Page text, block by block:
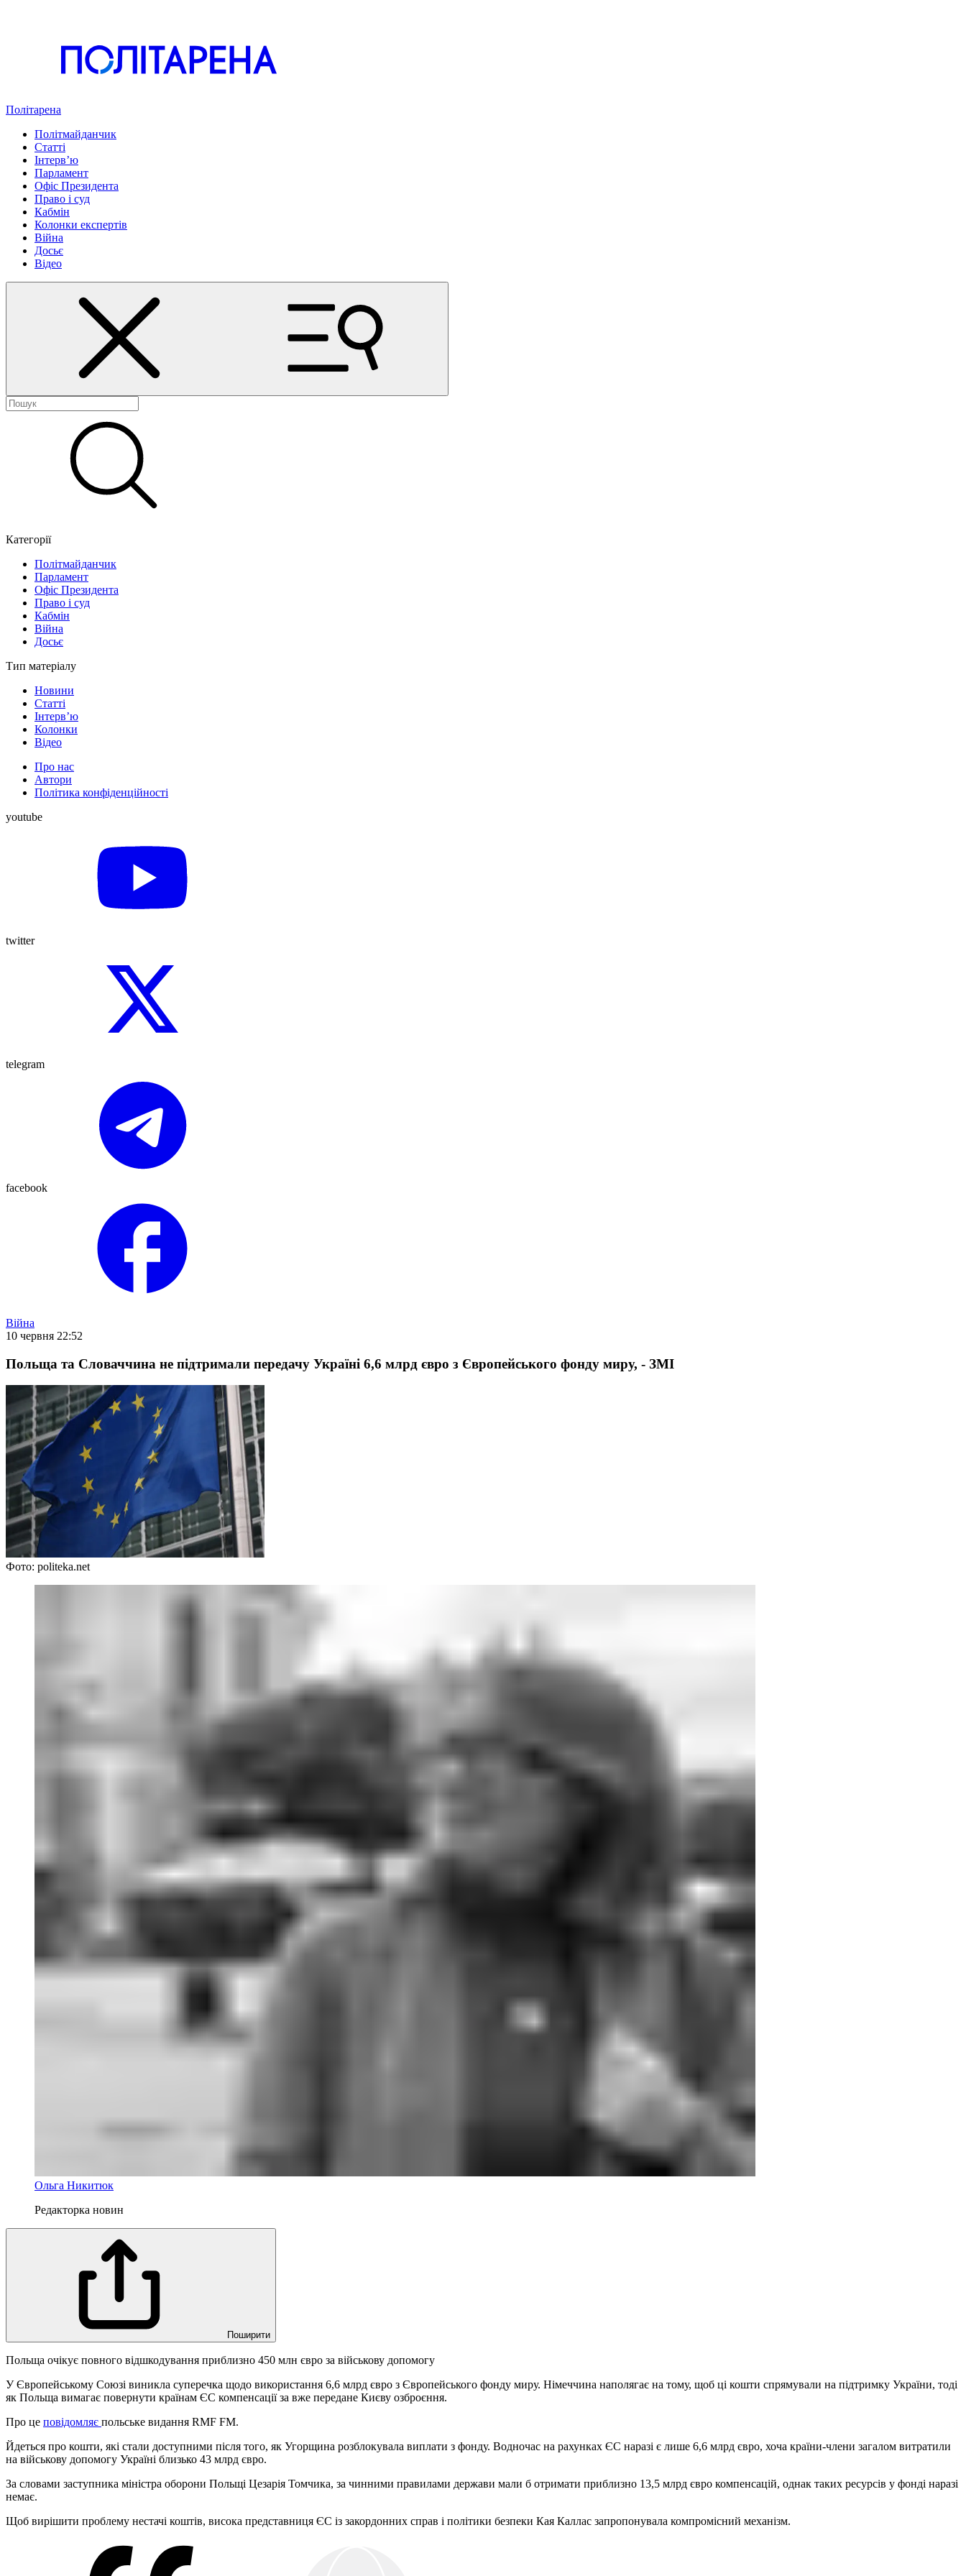
Політарена
Політмайданчик
Статті
Інтервʼю
Парламент
Офіс Президента
Право і суд
Кабмін
Колонки експертів
Війна
Досьє
Відео
Категорії
Політмайданчик
Парламент
Офіс Президента
Право і суд
Кабмін
Війна
Досьє
Тип матеріалу
Новини
Статті
Інтерв’ю
Колонки
Відео
Про нас
Автори
Політика конфіденційності
youtube
twitter
telegram
facebook
Війна
10 червня 22:52
Польща та Словаччина не підтримали передачу Україні 6,6 млрд євро з Європейського фонду миру, - ЗМІ
Фото: politeka.net
Ольга Никитюк
Редакторка новин
Поширити
Польща очікує повного відшкодування приблизно 450 млн євро за військову допомогу
У Європейському Союзі виникла суперечка щодо використання 6,6 млрд євро з Європейського фонду миру. Німеччина наполягає на тому, щоб ці кошти спрямували на підтримку України, тоді
як Польща вимагає повернути країнам ЄС компенсації за вже передане Києву озброєння.
Про це повідомляє польське видання RMF FM.
Йдеться про кошти, які стали доступними після того, як Угорщина розблокувала виплати з фонду. Водночас на рахунках ЄС наразі є лише 6,6 млрд євро, хоча країни-члени загалом витратили
на військову допомогу Україні близько 43 млрд євро.
За словами заступника міністра оборони Польщі Цезарія Томчика, за чинними правилами держави мали б отримати приблизно 13,5 млрд євро компенсацій, однак таких ресурсів у фонді наразі
немає.
Щоб вирішити проблему нестачі коштів, висока представниця ЄС із закордонних справ і політики безпеки Кая Каллас запропонувала компромісний механізм.